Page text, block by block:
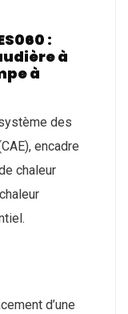
:
à
à
des
encadre
chaleur
d’une